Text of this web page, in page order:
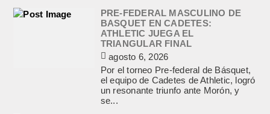
PRE-FEDERAL MASCULINO DE
BASQUET EN CADETES:
ATHLETIC JUEGA EL
TRIANGULAR FINAL
agosto 6, 2026
Por el torneo Pre-federal de Básquet,
el equipo de Cadetes de Athletic, logró
un resonante triunfo ante Morón, y
se...